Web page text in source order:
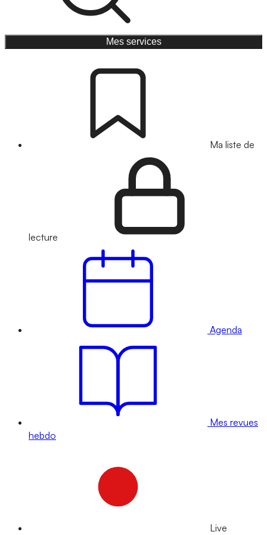
Mes services
Ma liste de
lecture
Agenda
Mes revues
hebdo
Live